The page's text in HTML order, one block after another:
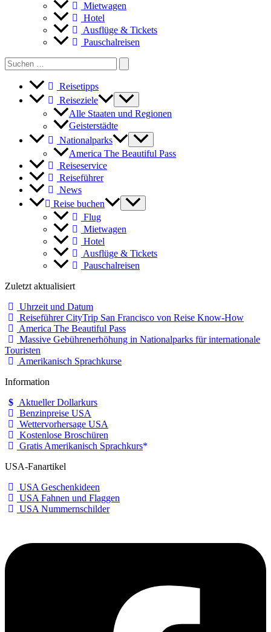
Mietwagen
Hotel
Ausflüge & Tickets
Pauschalreisen
Search
for:
Reisetipps
Reiseziele
Alle Staaten und Regionen
Geisterstädte
Nationalparks
America The Beautiful Pass
Reiseservice
Reiseführer
News
Reise buchen
Flug
Mietwagen
Hotel
Ausflüge & Tickets
Pauschalreisen
Zuletzt aktualisiert
Uhrzeit und Datum
Reiseführer CityTrip San Francisco von Reise Know-How
America The Beautiful Pass
Massive Gebührenerhöhung in Nationalparks für internationale
Touristen
Amerikanisch Sprachkurse
Information
Aktueller Dollarkurs
Benzinpreise USA
Wettervorhersage USA
Kostenlose Broschüren
Gratis Amerikanisch Sprachkurs
USA-Fanartikel
USA Geschenkideen
USA Fahnen und Flaggen
USA Nummernschilder